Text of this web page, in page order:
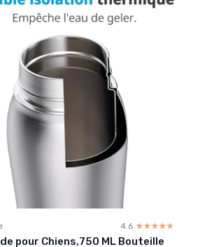
4.6 ☆☆☆☆☆
★★★★★
pour Chiens,750 ML Bouteille